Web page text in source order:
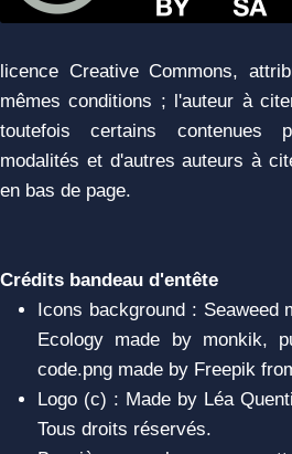
licence Creative Commons,
mêmes conditions ; l'auteur à
toutefois certains contenues
modalités et d'autres auteurs à
en bas de page.
Crédits bandeau d'entête
Icons background : Seaweed
Ecology made by monkik,
code.png made by Freepik
Logo (c) : Made by Léa
Tous droits réservés.